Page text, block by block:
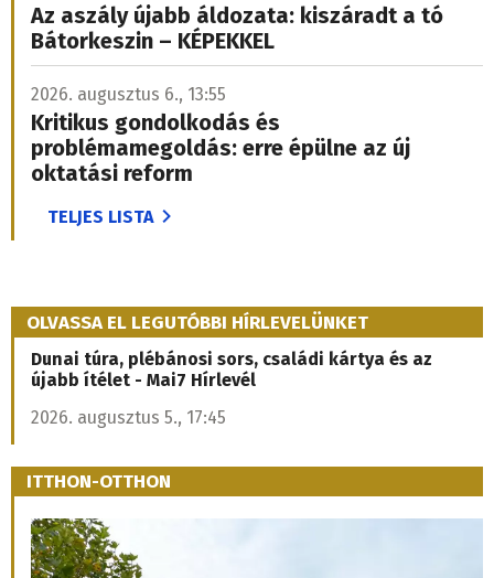
Az aszály újabb áldozata: kiszáradt a tó
Bátorkeszin – KÉPEKKEL
2026. augusztus 6., 13:55
Kritikus gondolkodás és
problémamegoldás: erre épülne az új
oktatási reform
TELJES LISTA
OLVASSA EL LEGUTÓBBI HÍRLEVELÜNKET
Dunai túra, plébánosi sors, családi kártya és az
újabb ítélet - Mai7 Hírlevél
2026. augusztus 5., 17:45
ITTHON-OTTHON